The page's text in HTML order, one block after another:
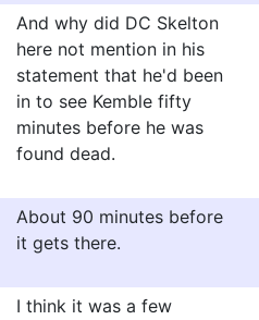
And why did DC Skelton
here not mention in his
statement that he'd been
in to see Kemble fifty
minutes before he was
found dead.
About 90 minutes before
it gets there.
I think it was a few